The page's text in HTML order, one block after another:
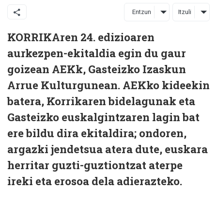
Entzun Itzuli
KORRIKAren 24. edizioaren
aurkezpen-ekitaldia egin du gaur
goizean AEKk, Gasteizko Izaskun
Arrue Kulturgunean. AEKko kideekin
batera, Korrikaren bidelagunak eta
Gasteizko euskalgintzaren lagin bat
ere bildu dira ekitaldira; ondoren,
argazki jendetsua atera dute, euskara
herritar guzti-guztiontzat aterpe
ireki eta erosoa dela adierazteko.